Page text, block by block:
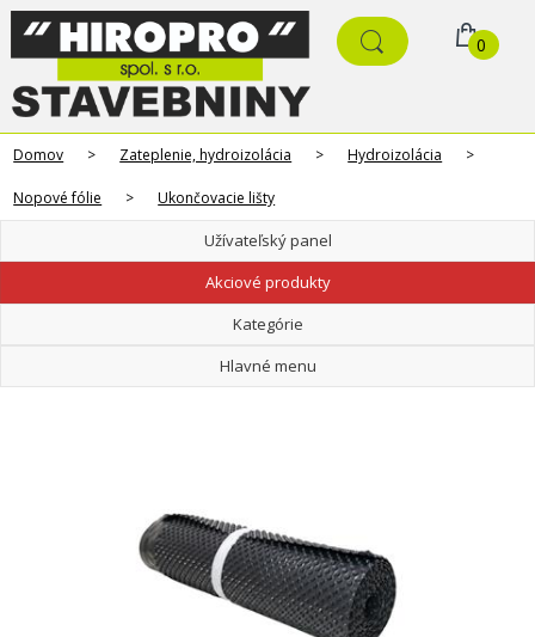
0
Domov > Zateplenie, hydroizolácia > Hydroizolácia >
Nopové fólie > Ukončovacie lišty
Užívateľský panel
Akciové produkty
Kategórie
Hlavné menu